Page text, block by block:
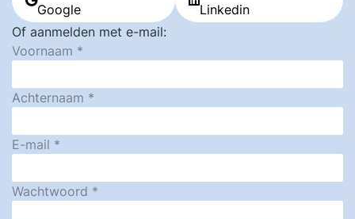
Google
Linkedin
Of aanmelden met e-mail:
Voornaam
Achternaam
E-mail
Wachtwoord